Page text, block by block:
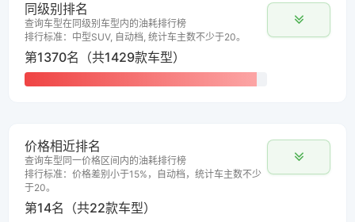
同级别排名
查询车型在同级别车型内的油耗排行榜
排行标准：中型SUV, 自动档, 统计车主数不少于20。
第1370名（共1429款车型）
价格相近排名
查询车型同一价格区间内的油耗排行榜
排行标准：价格差别小于15%，自动档，统计车主数不少
于20。
第14名（共22款车型）